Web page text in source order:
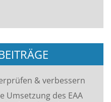
& verbessern
Umsetzung des EAA